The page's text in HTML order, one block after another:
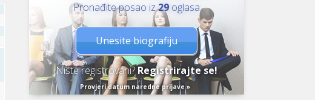
Pronađite posao iz29oglasa
Unesite biografiju
Niste registrovani? Registrirajte se!
Provjeri datum naredne prijave »